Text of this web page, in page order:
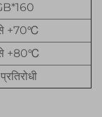
+70℃
+80℃